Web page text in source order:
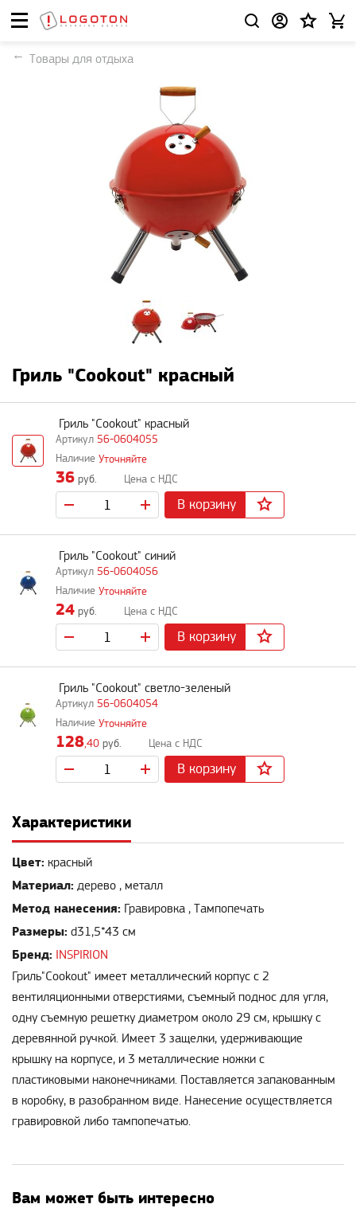
Товары для отдыха
Гриль "Cookout" красный
56-0604055
Гриль "Cookout" красный
Уточняйте
36 руб.
В корзину
56-0604056
Гриль "Cookout" синий
Уточняйте
24 руб.
В корзину
56-0604054
Гриль "Cookout" светло-зеленый
Уточняйте
128,40 руб.
В корзину
Характеристики
Цвет: красный
Материал: дерево , металл
Метод нанесения: Гравировка , Тампопечать
Размеры: d31,5*43 cм
Бренд:
INSPIRION
Гриль"Cookout" имеет металлический корпус с 2
вентиляционными отверстиями, съемный поднос для угля,
одну съемную решетку диаметром около 29 см, крышку с
деревянной ручкой. Имеет 3 защелки, удерживающие
крышку на корпусе, и 3 металлические ножки с
пластиковыми наконечниками. Поставляется запакованным
в коробку, в разобранном виде. Нанесение осуществляется
гравировкой либо тампопечатью.
Вам может быть интересно